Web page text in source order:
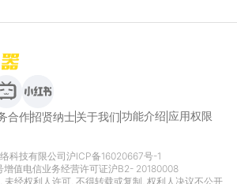
合作招贤纳士关于我们功能介绍 应用权限
科技有限公司沪ICP备16020667号-1
增值电信业务经营许可证沪B2- 20180008
未经权利人许可, 不得转载或复制, 权利人决议不公开
哩哔哩